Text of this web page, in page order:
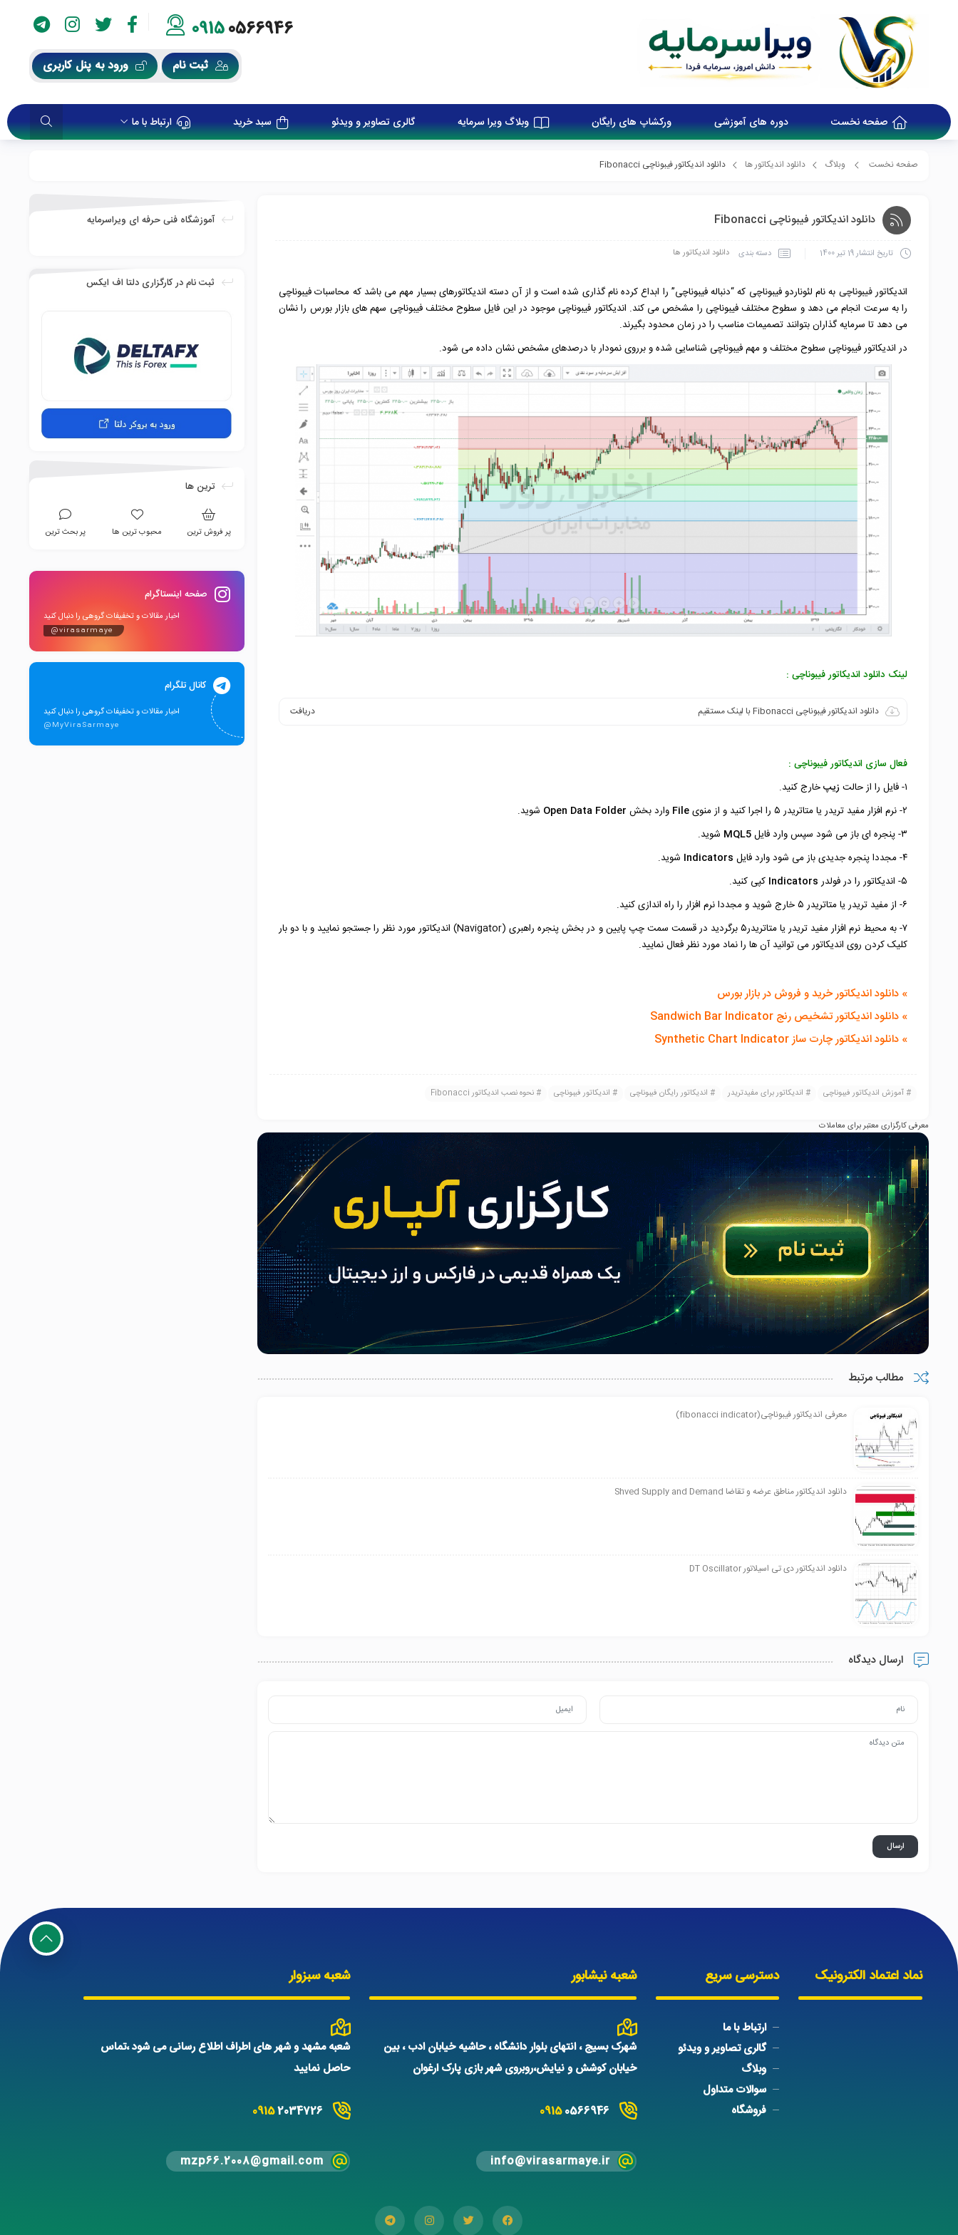
09150566946
ثبت نام ورود به پنل کاربری
صفحه نخست دوره های آموزشی ورکشاپ های رایگان وبلاگ ویرا سرمایه گالری تصاویر و ویدئو سبد خرید ارتباط با ما
صفحه نخست وبلاگ دانلود اندیکاتور ها دانلود اندیکاتور فیبوناچی Fibonacci
دانلود اندیکاتور فیبوناچی Fibonacci
تاریخ انتشار19 تیر 1400 دسته بندی دانلود اندیکاتور ها
اندیکاتور فیبوناچی به نام لئوناردو فیبوناچی که “دنباله فیبوناچی” را ابداع کرده نام گذاری شده است و از آن دسته اندیکاتورهای بسیار مهم می باشد که محاسبات فیبوناچی
را به سرعت انجام می دهد و سطوح مختلف فیبوناچی را مشخص می کند. اندیکاتور فیبوناچی موجود در این فایل سطوح مختلف فیبوناچی سهم های بازار بورس را نشان
می دهد تا سرمایه گذاران بتوانند تصمیمات مناسب را در زمان محدود بگیرند.
در اندیکاتور فیبوناچی سطوح مختلف و مهم فیبوناچی شناسایی شده و برروی نمودار با درصدهای مشخص نشان داده می شود.
لینک دانلود اندیکاتور فیبوناچی :
دانلود اندیکاتور فیبوناچی Fibonacci با لینک مستقیم دریافت
فعال سازی اندیکاتور فیبوناچی :
۱- فایل را از حالت
زیپخارج کنید.
۲- نرم افزار مفید تریدر یا متاتریدر ۵ را اجرا کنید و از منوی
File وارد بخش Open Data Folder شوید.
۳- پنجره ای باز می شود سپس وارد فایل
MQL5 شوید.
۴- مجددا پنجره جدیدی باز می شود وارد فایل
Indicators شوید.
۵- اندیکاتور را در فولدر
Indicators کپی کنید.
۶- از مفید تریدر یا متاتریدر ۵ خارج شوید و مجددا نرم افزار را راه اندازی کنید.
۷- به محیط نرم افزار مفید تریدر یا متاتریدر۵ برگردید در قسمت سمت چپ پایین و در بخش پنجره راهبری (Navigator) اندیکاتور مورد نظر را جستجو نمایید و با دو بار
کلیک کردن روی اندیکاتور می توانید آن ها را نماد مورد نظر فعال نمایید.
» دانلود اندیکاتور خرید و فروش در بازار بورس
» دانلود اندیکاتور تشخیص رنج Sandwich Bar Indicator
» دانلود اندیکاتور چارت ساز Synthetic Chart Indicator
آموزش اندیکاتور فیبوناچی اندیکاتور برای مفیدتریدر اندیکاتور رایگان فیبوناچی اندیکاتور فیبوناچی نحوه نصب اندیکاتور Fibonacci
معرفی کارگزاری معتبر برای معاملات
مطالب مرتبط
معرفی اندیکاتور فیبوناچی(fibonacci indicator)
دانلود اندیکاتور مناطق عرضه و تقاضا Shved Supply and Demand
دانلود اندیکاتور دی تی اسیلاتور DT Oscillator
ارسال دیدگاه
آموزشگاه فنی حرفه ای ویراسرمایه
ثبت نام در کارگزاری دلتا اف ایکس
ترین ها
پر فروش ترین محبوب ترین ها پر بحث ترین
صفحه اینستاگرام
اخبار مقالات و تخفیفات گروهی را دنبال کنید
@virasarmaye
کانال تلگرام
اخبار مقالات و تخفیفات گروهی را دنبال کنید
@MyViraSarmaye
نماد اعتماد الکترونیک دسترسی سریع
ارتباط با ما
گالری تصاویر و ویدئو
وبلاگ
سوالات متداول
فروشگاه
شعبه نیشابور
شهرک بسیج ، انتهای بلوار دانشگاه ، حاشیه خیابان ادب ، بین
خیابان کوشش و نیایش،روبروی شهر بازی پارک ارغوان
09150566946
info@virasarmaye.ir
شعبه سبزوار
شعبه مشهد و شهر های اطراف اطلاع رسانی می شود ،تماس
حاصل نمایید
09152034726
mzp66.2008@gmail.com